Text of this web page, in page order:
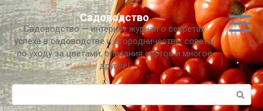
Перейти
к
контенту
Садоводство
Садоводство — интернет журнал о секретах
успеха в садоводстве и огородничестве, советы
по уходу за цветами, описания сортов и многое
другое!
Поиск: